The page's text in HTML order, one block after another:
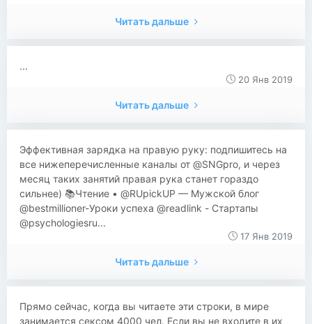
Читать дальше
...
20 Янв 2019
Читать дальше
Эффективная зарядка на правую руку: подпишитесь на
все нижеперечисленные каналы от @SNGpro, и через
месяц таких занятий правая рука станет гораздо
сильнее) 📚Чтение • @RUpickUP — Мужской блог
@bestmillioner-Уроки успеха @readlink - Стартапы
@psychologiesru...
17 Янв 2019
Читать дальше
Прямо сейчас, когда вы читаете эти строки, в мире
занимается сексом 4000 чел. Если вы не входите в их